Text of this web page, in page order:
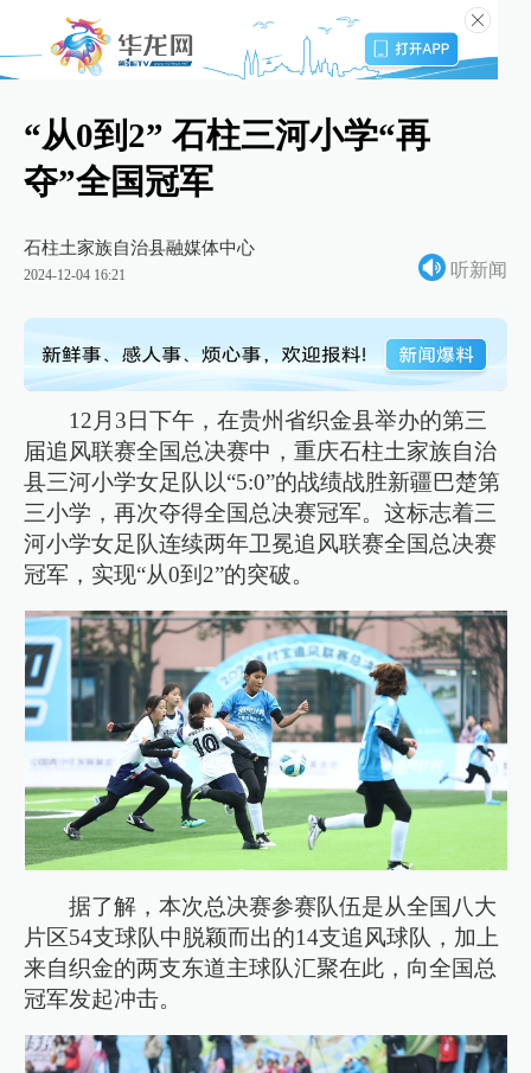
“从0到2” 石柱三河小学“再
夺”全国冠军
石柱土家族自治县融媒体中心
2024-12-04 16:21 听新闻
12月3日下午，在贵州省织金县举办的第三
届追风联赛全国总决赛中，重庆石柱土家族自治
县三河小学女足队以“5:0”的战绩战胜新疆巴楚第
三小学，再次夺得全国总决赛冠军。这标志着三
河小学女足队连续两年卫冕追风联赛全国总决赛
冠军，实现“从0到2”的突破。
据了解，本次总决赛参赛队伍是从全国八大
片区54支球队中脱颖而出的14支追风球队，加上
来自织金的两支东道主球队汇聚在此，向全国总
冠军发起冲击。